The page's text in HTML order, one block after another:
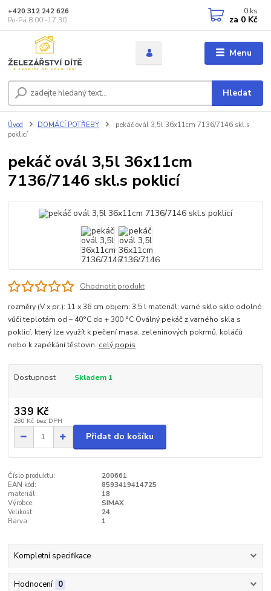
Menu
Hledat
+420 312 242 626
Po-Pá 8:00 -17:30
0 ks
za 0 Kč
Úvod DOMÁCÍ POTŘEBY
pekáč ovál 3,5l 36x11cm 7136/7146 skl.s
poklicí
pekáč ovál 3,5l 36x11cm
7136/7146 skl.s poklicí
Ohodnotit produkt
rozměry (V x pr.): 11 x 36 cm objem: 3,5 l materiál: varné sklo sklo odolné
vůči teplotám od – 40°C do + 300 °C Oválný pekáč z varného skla s
poklicí, který lze využít k pečení masa, zeleninových pokrmů, koláčů
nebo k zapékání těstovin. celý popis
Dostupnost Skladem 1
339 Kč
280 Kč bez DPH
Přidat do košíku
Číslo produktu:
200661
EAN kód:
8593419414725
materiál:
18
Výrobce:
SIMAX
Velikost:
24
Barva:
1
Kompletní specifikace
Hodnocení 0